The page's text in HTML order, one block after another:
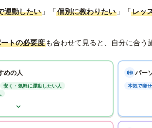
運動したい 」「個別に教わりたい 」「レッ
トの必要度 も合わせて見ると、自分に合う
めの人
安く・気軽に運動したい人
パー
本気で痩